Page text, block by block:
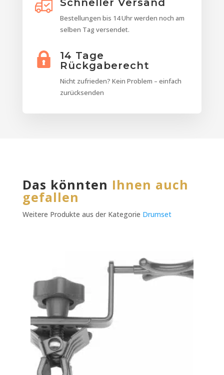
Bestellungen bis 14 Uhr werden noch am
selben Tag versendet.
14 Tage
Rückgaberecht
Nicht zufrieden? Kein Problem – einfach
zurücksenden
Das könnten Ihnen auch
gefallen
Weitere Produkte aus der Kategorie Drumset